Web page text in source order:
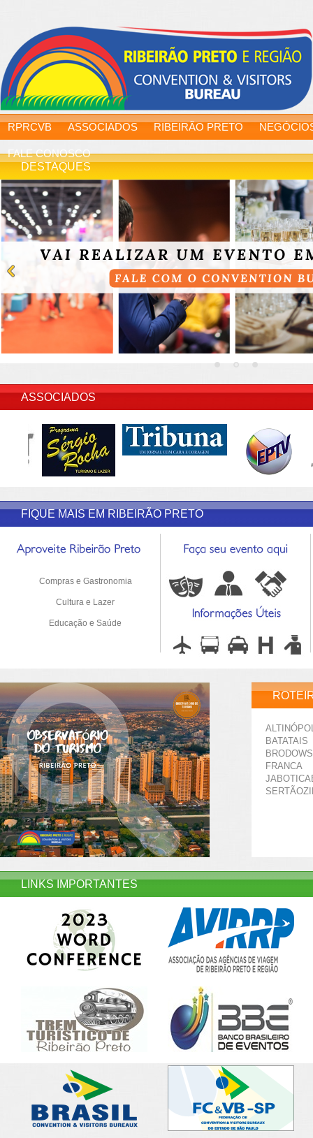
RPRCVB ASSOCIADOS RIBEIRÃO PRETO
FALE CONOSCO
DESTAQUES
ASSOCIADOS
FIQUE MAIS EM RIBEIRÃO PRETO
Compras e Gastronomia
Cultura e Lazer
Educação e Saúde
BATATAIS
FRANCA
LINKS IMPORTANTES